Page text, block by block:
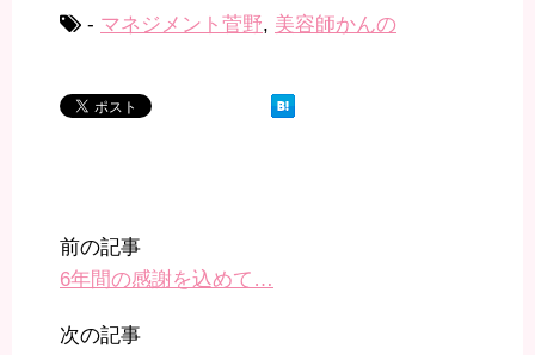
- マネジメント菅野, 美容師かんの
前の記事
6年間の感謝を込めて…
次の記事